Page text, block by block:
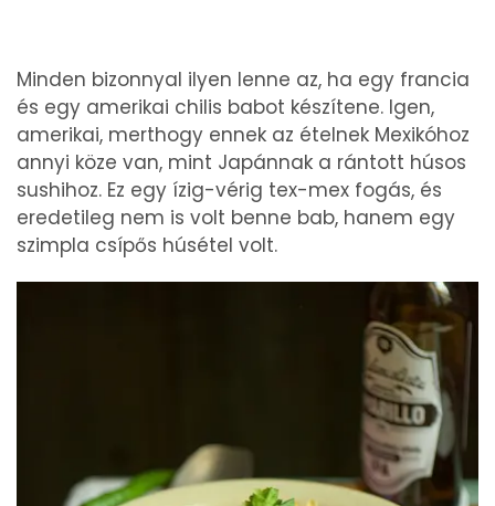
Minden bizonnyal ilyen lenne az, ha egy francia
és egy amerikai chilis babot készítene. Igen,
amerikai, merthogy ennek az ételnek Mexikóhoz
annyi köze van, mint Japánnak a rántott húsos
sushihoz. Ez egy ízig-vérig tex-mex fogás, és
eredetileg nem is volt benne bab, hanem egy
szimpla csípős húsétel volt.